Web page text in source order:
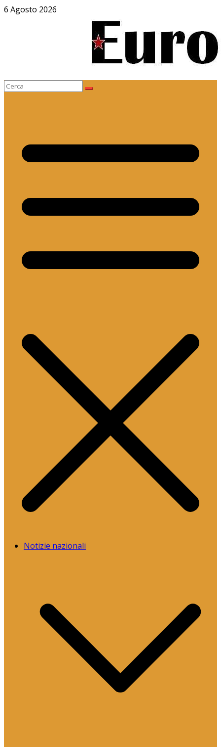
Salta
6 Agosto 2026
Notizie nazionali